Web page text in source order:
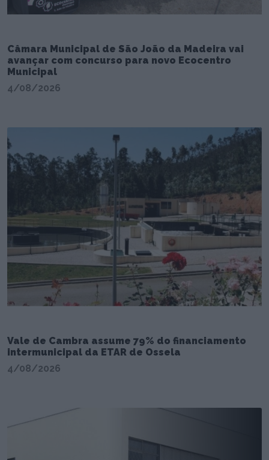
Câmara Municipal de São João da Madeira vai
avançar com concurso para novo Ecocentro
Municipal
4/08/2026
Vale de Cambra assume 79% do financiamento
intermunicipal da ETAR de Ossela
4/08/2026